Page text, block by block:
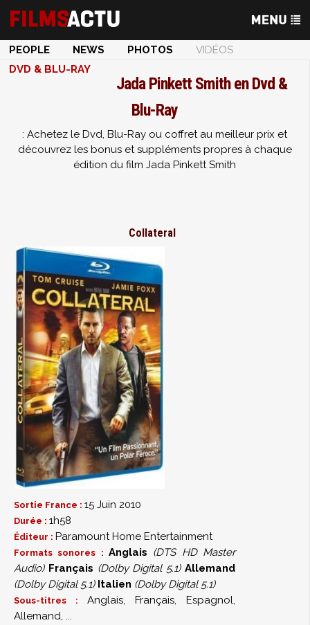
PEOPLE NEWS PHOTOS
VIDÉOS
DVD & BLU-RAY
Jada Pinkett Smith en Dvd &
Blu-Ray
: Achetez le Dvd, Blu-Ray ou coffret au meilleur prix et
découvrez les bonus et suppléments propres à chaque
édition du film Jada Pinkett Smith
Collateral
Sortie France : 15 Juin 2010
Durée : 1h58
Éditeur : Paramount Home Entertainment
Formats sonores : Anglais (DTS HD Master
Audio) Français (Dolby Digital 5.1) Allemand
(Dolby Digital 5.1) Italien (Dolby Digital 5.1)
Sous-titres : Anglais, Français, Espagnol,
Allemand, ...